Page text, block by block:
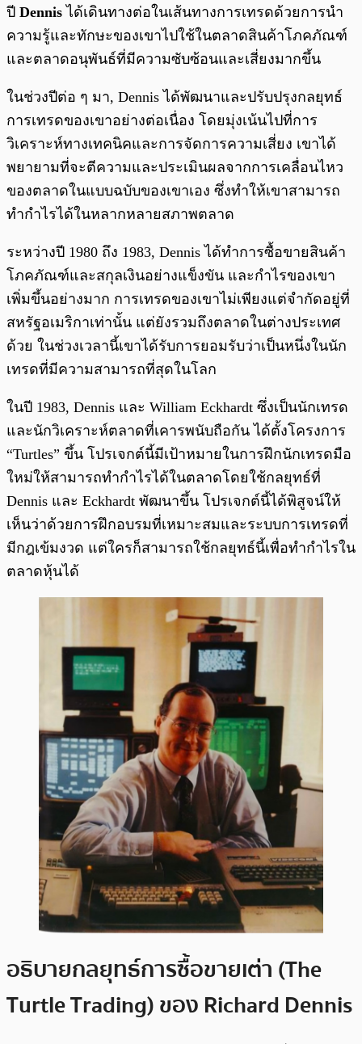
ปี Dennis ได้เดินทางต่อในเส้นทางการเทรดด้วยการนำ
ความรู้และทักษะของเขาไปใช้ในตลาดสินค้าโภคภัณฑ์
และตลาดอนุพันธ์ที่มีความซับซ้อนและเสี่ยงมากขึ้น
ในช่วงปีต่อ ๆ มา, Dennis ได้พัฒนาและปรับปรุงกลยุทธ์
การเทรดของเขาอย่างต่อเนื่อง โดยมุ่งเน้นไปที่การ
วิเคราะห์ทางเทคนิคและการจัดการความเสี่ยง เขาได้
พยายามที่จะตีความและประเมินผลจากการเคลื่อนไหว
ของตลาดในแบบฉบับของเขาเอง ซึ่งทำให้เขาสามารถ
ทำกำไรได้ในหลากหลายสภาพตลาด
ระหว่างปี 1980 ถึง 1983, Dennis ได้ทำการซื้อขายสินค้า
โภคภัณฑ์และสกุลเงินอย่างแข็งขัน และกำไรของเขา
เพิ่มขึ้นอย่างมาก การเทรดของเขาไม่เพียงแต่จำกัดอยู่ที่
สหรัฐอเมริกาเท่านั้น แต่ยังรวมถึงตลาดในต่างประเทศ
ด้วย ในช่วงเวลานี้เขาได้รับการยอมรับว่าเป็นหนึ่งในนัก
เทรดที่มีความสามารถที่สุดในโลก
ในปี 1983, Dennis และ William Eckhardt ซึ่งเป็นนักเทรด
และนักวิเคราะห์ตลาดที่เคารพนับถือกัน ได้ตั้งโครงการ
“Turtles” ขึ้น โปรเจกต์นี้มีเป้าหมายในการฝึกนักเทรดมือ
ใหม่ให้สามารถทำกำไรได้ในตลาดโดยใช้กลยุทธ์ที่
Dennis และ Eckhardt พัฒนาขึ้น โปรเจกต์นี้ได้พิสูจน์ให้
เห็นว่าด้วยการฝึกอบรมที่เหมาะสมและระบบการเทรดที่
มีกฎเข้มงวด แต่ใครก็สามารถใช้กลยุทธ์นี้เพื่อทำกำไรใน
ตลาดหุ้นได้
อธิบายกลยุทธ์การซื้อขายเต่า (The
Turtle Trading) ของ Richard Dennis